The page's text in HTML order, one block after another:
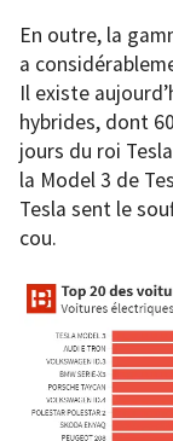
En outre, la
a
Il existe
hybrides, dont
jours du roi
la Model 3 de
Tesla sent le
cou.